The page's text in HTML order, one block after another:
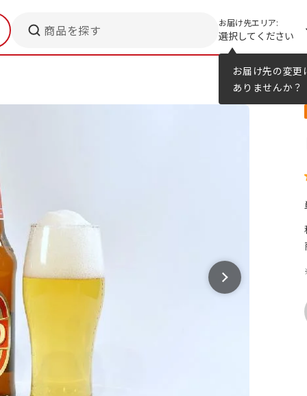
お届け先の変更
ありませんか？
商品を探す お届け先エリア:
選択してください